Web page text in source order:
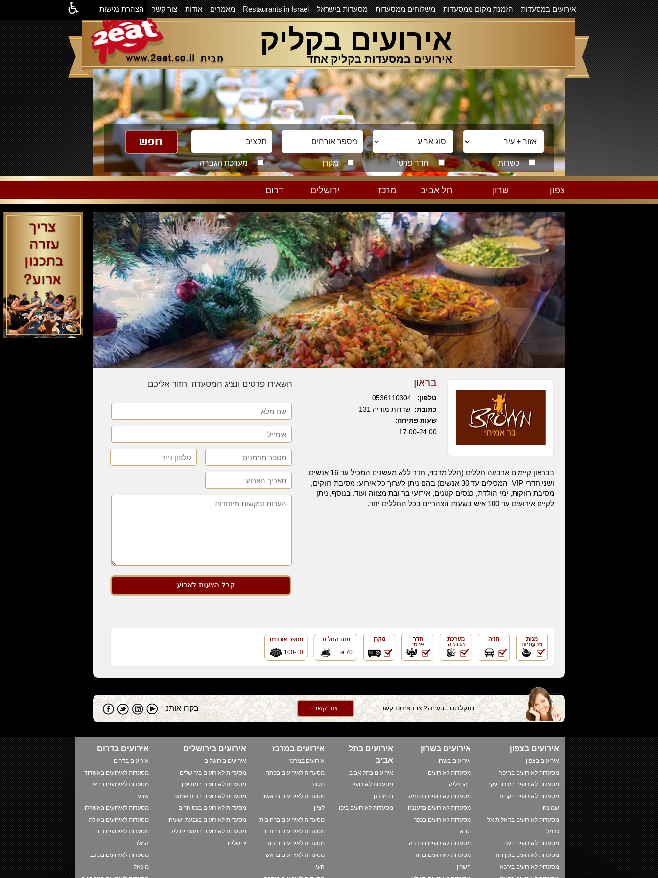
אירועים במסעדות הזמנת מקום ממסעדות משלוחים ממסעדות מסעדות בישראל Restaurants in Israel מאמרים אודות צור קשר הצהרת נגישות
אירועים בקליק
אירועים במסעדות בקליק אחד
כשרות חדר פרטי מקרן מערכת הגברה
צפון שרון תל אביב מרכז ירושלים דרום
השאירו פרטים ונציג המסעדה יחזור אליכם בראון
טלפון:
כתובת: שדרות מוריה 131
שעות פתיחה:
17:00-24:00
בבראון קיימים ארבעה חללים (חלל מרכזי, חדר ללא מעשנים המכיל עד 16 אנשים
ושני חדרי VIP המכילים עד 30 אנשים) בהם ניתן לערוך כל אירוע: מסיבת רווקים,
מסיבת רווקות, ימי הולדת, כנסים קטנים, אירועי בר ובת מצווה ועוד. בנוסף, ניתן
לקיים אירועים עד 100 איש בשעות הצהריים בכל החללים יחד.
100-10 70 ₪
בקרו אותנו נתקלתם בבעייה? צרו איתנו קשר
אירועים בצפון
אירועים בצפון
מסעדות לאירועים בחיפה
מסעדות לאירועים בזכרון יעקב
מסעדות לאירועים בקרית
שמונה
מסעדות לאירועים בדאלית אל
כרמל
מסעדות לאירועים בעכו
מסעדות לאירועים בעין חוד
מסעדות לאירועים בירכא
אירועים בשרון
אירועים בשרון
מסעדות לאירועים
בהרצליה
מסעדות לאירועים בנתניה
מסעדות לאירועים ברעננה
מסעדות לאירועים בכפר
סבא
מסעדות לאירועים בחדרה
מסעדות לאירועים בהוד
השרון
אירועים בתל
אביב
אירועים בתל אביב
מסעדות לאירועים
ברמת גן
מסעדות לאירועים ביפו
אירועים במרכז
אירועים במרכז
מסעדות לאירועים בפתח
תקווה
מסעדות לאירועים בראשון
לציון
מסעדות לאירועים ברחובות
מסעדות לאירועים בבת ים
מסעדות לאירועים ביהוד
מסעדות לאירועים בראש
העין
אירועים בירושלים
אירועים בירושלים
מסעדות לאירועים בירושלים
מסעדות לאירועים במודיעין
מסעדות לאירועים בבית שמש
מסעדות לאירועים בנס הרים
מסעדות לאירועים בגבעת ישעיהו
מסעדות לאירועים במושבים ליד
ירושלים
אירועים בדרום
אירועים בדרום
מסעדות לאירועים באשדוד
מסעדות לאירועים בבאר
שבע
מסעדות לאירועים באשקלון
מסעדות לאירועים באילת
מסעדות לאירועים בים
המלח
מסעדות לאירועים בכוכב
מיכאל